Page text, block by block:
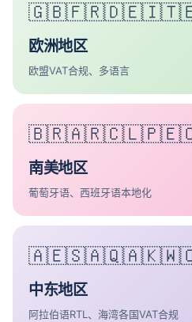
欧洲地区
欧盟VAT合规、多语言
南美地区
葡萄牙语、西班牙语本地化
中东地区
阿拉伯语RTL、海湾各国VAT合规